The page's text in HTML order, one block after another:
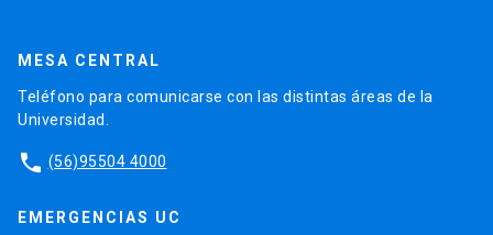
MESA CENTRAL
Teléfono para comunicarse con las distintas áreas de la
Universidad.
phone (56)95504 4000
EMERGENCIAS UC